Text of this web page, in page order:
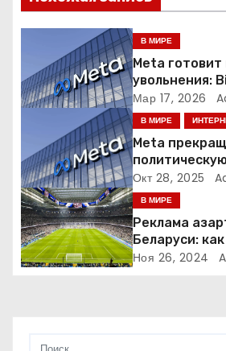
я
о
а
п
и
с
В МИРЕ
Meta
увольнения:
людей ради
интеллекта
Мар 17, 2026
В МИРЕ
Meta
рекламу в ЕС.
меняет рынок
рекламы?
Окт 28, 2025
В МИРЕ
Реклама
Беларуси:
Ноя 26, 2024